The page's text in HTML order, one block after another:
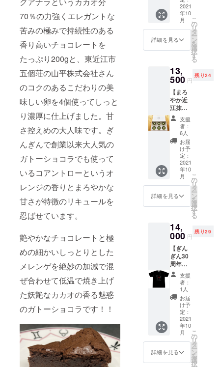
70％の力強くエレガントな
苦みの極みで持続性のある
香り高いチョコレートを
たっぷり200gと、東近江市
五個荘の山平株式会社さん
のコクのあるこだわりの美
味しい卵を4個使ってしっと
り濃厚に仕上げました。甘
さ控えめの大人味です。ぎ
んぎんで創業以来大人気の
ガトーショコラでも使って
いるコアントローというオ
レンジの香りとまろやかな
甘さが特徴のリキュールを
忍ばせています。
艶やかなチョコレートと極
めの細かいしっとりとした
メレンゲを絶妙の加減で混
ぜ合わせて低温で焼き上げ
た妖艶なカカオの香る魅惑
のガトーショコラです！！
持続性
のある
香り高
いチョ
トを
たっぷ
と、東
近江市
五個荘
の山平
株式会
社さん
のコク
のある
こだわ
りの美
味しい
卵を4個
使って
しっと
り濃厚
に仕上
げまし
た。甘
さ控え
人味で
す。ぎ
んぎん
で創業
以来大
人気の
ガトー
ショコ
ラでも
使って
いるコ
アント
ローと
いうオ
レンジ
の香り
とまろ
やかな
甘さが
有効期
限は、
2022年
12月末
イズを
お選び
す。 ※
つり銭
のお返
しはで
きませ
ん。 ※
送料込
み ※御
食事券
有効期
限 送
付日よ
り6か月
間 お
届け予
2021年
10月中
旬
果実味
豊かな
当店の
チに
ぴった
す。 白
ワイン
（デラ
ウエア
100％）
赤ワイ
ン（マ
スカッ
トベ
リーA１
０％）
120ml
づつグ
提供さ
せてい
発送の
準備が
整いま
した
ら、お
届け日
をメー
ルでご
案内さ
せてい
ただき
ます。
※ワイン
２杯
1,815円
有効期
限 送
厚みの
サラッ
とした
生地
で、
い衿幅
で、ス
マート
艶のあ
る高感
度なテ
キスタ
イル ス
タイ
リッ
シュな
シル
エッ
ト。 ★
特典と
のTシャ
ツを着
ディ
ナーに
ご来店
の方に
は、
ファー
ストド
リンク
を半額
にさせ
ていた
だきま
す！！
ハウス
ワイン
券と一
緒に感
ただき
ます。
※つり銭
のお返
しはで
み ※御
食事券
有効期
限 送
付日よ
り6か月
間 お届
け予定
日：
2021年
10月初
旬～中
は、大
人気の
牛ヒレ
肉のス
テーキ
フォア
グラ添
ラソー
ス 50g
もの大
きな
フォア
グラの
ソテー
がお肉
の上に
ドカー
ンと
のって
いま
す！！
当店お
すすめ
のラン
感謝の
気持ち
いっぱ
いのお
礼の手
紙を添
えて送
らさせ
ていた
だきま
す。 発
送の準
備が整
いまし
たら、
お届け
日を
2021
年10
月
詳細を見る
こ
の
リ
タ
ー
ン
を
選
択
す
る
13,
500 円
残り24
【まろ
やか近
江抹茶
のク
レーム
ブリュ
レ 1個
75g 6
個入り
をス
プーン
を付け
て1箱と
額面
1,000円
の御食
11枚を1
セッ
ト】 抹
茶ス
イーツ
好きに
はたま
らな
い、お
土産に
も最適
す！！
感謝の
気持ち
いっぱ
いのお
支援
者：
6人
お届
け予
定：
2021
年10
月
詳細を見る
こ
の
リ
タ
ー
ン
を
選
択
す
る
14,
000 円
残り29
【ぎん
ぎん30
周年記
念オリ
ジナルT
シャ
ツ 特
典付き
と額面
1,000円
の御食
事券を
11枚を1
セッ
ト】 T
支援
者：
1人
お届
け予
定：
2021
年10
月
詳細を見る
こ
の
リ
タ
ー
ン
を
選
択